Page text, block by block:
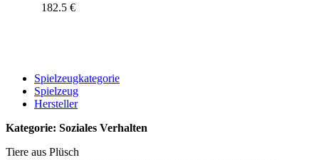
182.5 €
Spielzeugkategorie
Spielzeug
Hersteller
Kategorie: Soziales Verhalten
Tiere aus Plüsch